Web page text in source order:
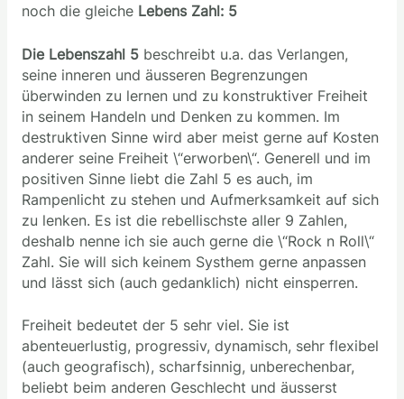
noch die gleiche Lebens Zahl: 5
Die Lebenszahl 5beschreibt u.a. das Verlangen,
seine inneren und äusseren Begrenzungen
überwinden zu lernen und zu konstruktiver Freiheit
in seinem Handeln und Denken zu kommen. Im
destruktiven Sinne wird aber meist gerne auf Kosten
anderer seine Freiheit \“erworben\“. Generell und im
positiven Sinne liebt die Zahl 5 es auch, im
Rampenlicht zu stehen und Aufmerksamkeit auf sich
zu lenken. Es ist die rebellischste aller 9 Zahlen,
deshalb nenne ich sie auch gerne die \“Rock n Roll\“
Zahl. Sie will sich keinem Systhem gerne anpassen
und lässt sich (auch gedanklich) nicht einsperren.
Freiheit bedeutet der 5 sehr viel. Sie ist
abenteuerlustig, progressiv, dynamisch, sehr flexibel
(auch geografisch), scharfsinnig, unberechenbar,
beliebt beim anderen Geschlecht und äusserst